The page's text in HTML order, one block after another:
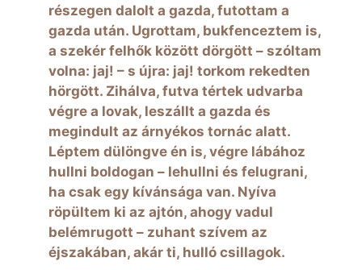
részegen dalolt a gazda, futottam a
gazda után. Ugrottam, bukfenceztem is,
a szekér felhők között dörgött – szóltam
volna: jaj! – s újra: jaj! torkom rekedten
hörgött. Zihálva, futva tértek udvarba
végre a lovak, leszállt a gazda és
megindult az árnyékos tornác alatt.
Léptem dülöngve én is, végre lábához
hullni boldogan – lehullni és felugrani,
ha csak egy kívánsága van. Nyíva
röpültem ki az ajtón, ahogy vadul
belémrugott – zuhant szívem az
éjszakában, akár ti, hulló csillagok.